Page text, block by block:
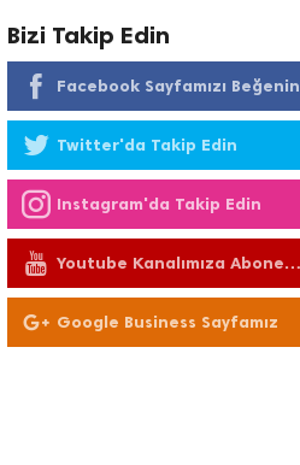
Bizi Takip Edin
Facebook Sayfamızı Beğenin
Twitter'da Takip Edin
Instagram'da Takip Edin
Youtube Kanalımıza Abone
Olun
Google Business Sayfamız